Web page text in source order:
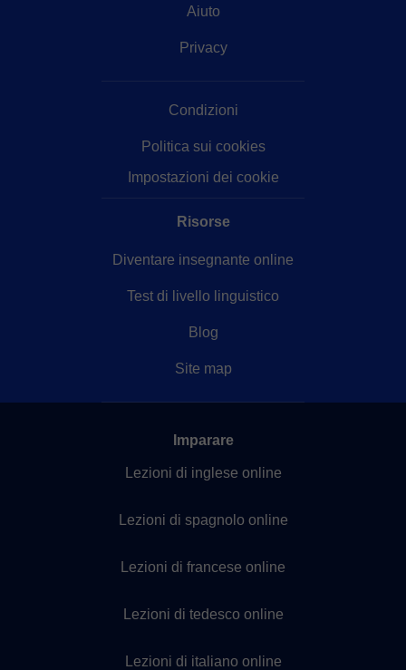
Aiuto
Privacy
Condizioni
Politica sui cookies
Impostazioni dei cookie
Risorse
Diventare insegnante online
Test di livello linguistico
Blog
Site map
Imparare
Lezioni di inglese online
Lezioni di spagnolo online
Lezioni di francese online
Lezioni di tedesco online
Lezioni di italiano online